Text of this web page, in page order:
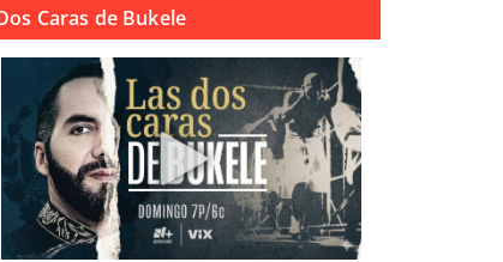
Caras de Bukele